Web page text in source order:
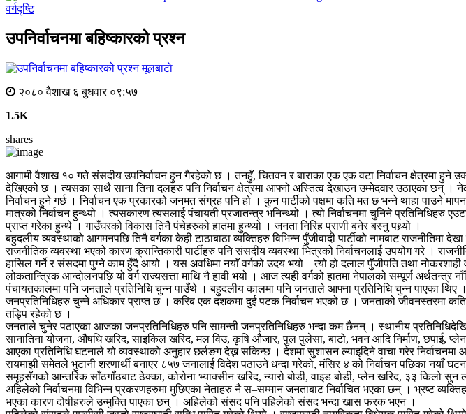
वर्गदृष्टि
उपनिर्वाचनमा बहिष्कारको प्रश्न
मूलबाटाे
२०८० वैशाख ६ बुधवार ०९:५७
1.5K
shares
आगामी वैशाख १० गते संसदीय उपनिर्वाचन हुन गैरहेको छ । तनहुँ, चितवन र बाराका एक एक वटा निर्वाचन क्षेत्रमा
देखिएको छ । त्यसका साथै साना तिना दलहरु पनि निर्वाचन क्षेत्रमा आफ्नो अस्तित्व देखाउन उम्मेदवार उठाएका छन् ।
निर्वाचन हुने गर्छ । निर्वाचन एक प्रकारको जनमत संग्रह पनि हो । कुन पार्टीको पक्षमा कति मत छ भन्ने थाहा पाउने
मात्रको निर्वाचन हुन्थ्यो । त्यसकारण त्यसलाई पंचायती प्रजातन्त्र भनिन्थ्यो । त्यो निर्वाचनमा चुनिने
प्राप्त गरेका हुन्थे । गाउँघरको विकास तिनै पंचेहरुको हातमा हुन्थ्यो । जनता निरिह प्राणी बनेर बस्नु पथ्र्यो ।
बहुदलीय व्यवस्थाको आगमनपछि तिनै वर्गका केही टाठाबाठा व्यक्तिहरु विभिन्न पुँजीवादी पार्टीको नामबाट
राजनीतिक व्यवस्था भएको कारण क्रान्तिकारी पार्टीहरु पनि संसदीय व्यवस्था भित्रको निर्वाचनलाई उपयोग गरे ।
हासिल गर्ने र संसदमा पुग्ने काम हुँदै आयो । यस अवधिमा नयाँ वर्गको उदय भयो – त्यो हो दलाल पुँजीपति तथा
लोकतान्त्रिक आन्दोलनपछि यो वर्ग राज्यसत्ता माथि नै हावी भयो । आज त्यही वर्गको हातमा नेपालको सम्पूर्ण अर्थतन्त्र
पंचायतकालमा पनि जनताले प्रतिनिधि चुन्न पाउँथे । बहुदलीय कालमा पनि जनताले आफ्ना प्रतिनिधि चुन्न पाएका
जनप्रतिनिधिहरु चुन्ने अधिकार प्राप्त छ । करिब एक दशकमा दुई पटक निर्वाचन भएको छ । जनताको जीवनस्तरमा
तड्पि रहेको छ ।
जनताले चुनेर पठाएका आजका जनप्रतिनिधिहरु पनि सामन्ती जनप्रतिनिधिहरु भन्दा कम छैनन् । स्थानीय
सानातिना योजना, औषधि खरिद, साइकिल खरिद, मल विउ, कृषि औजार, पुल पुलेसा, बाटो, भवन आदि निर्माण, छपाई,
आएका प्रतिनिधि घटनाले यो व्यवस्थाको अनुहार छर्लङग देख्न सकिन्छ । देशमा सुशासन ल्याइदिने वाचा गरेर
रायमाझी समेतले भुटानी शरणार्थी बनाएर ८५७ जनालाई विदेश पठाउने धन्दा गरेको, मंसिर ४ को निर्वाचन पछिका
समूहसँगको आन्तरिक साँठगाँठबाट ठेक्का, कोरोना भ्याक्सीन खरिद, न्यारो बोडी, वाइड बोडी, प्लेन खरिद, ३३ किलो सुन
अहिलेको निर्वाचनमा विभिन्न प्रकरणहरुमा मुछिएका नेताहरु नै स–सम्मान जनताबाट निर्वाचित भएका छन् । भ्रष्ट
भएका कारण दोषीहरुले उन्मुक्ति पाएका छन् । अहिलेको संसद पनि पहिलेको संसद भन्दा खास फरक भएन ।